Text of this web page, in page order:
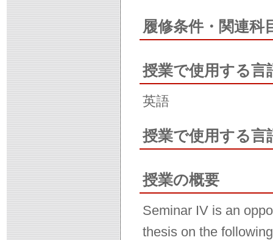
履修条件・関連科
授業で使用する言
英語
授業で使用する言
授業の概要
Seminar IV is an
thesis on the